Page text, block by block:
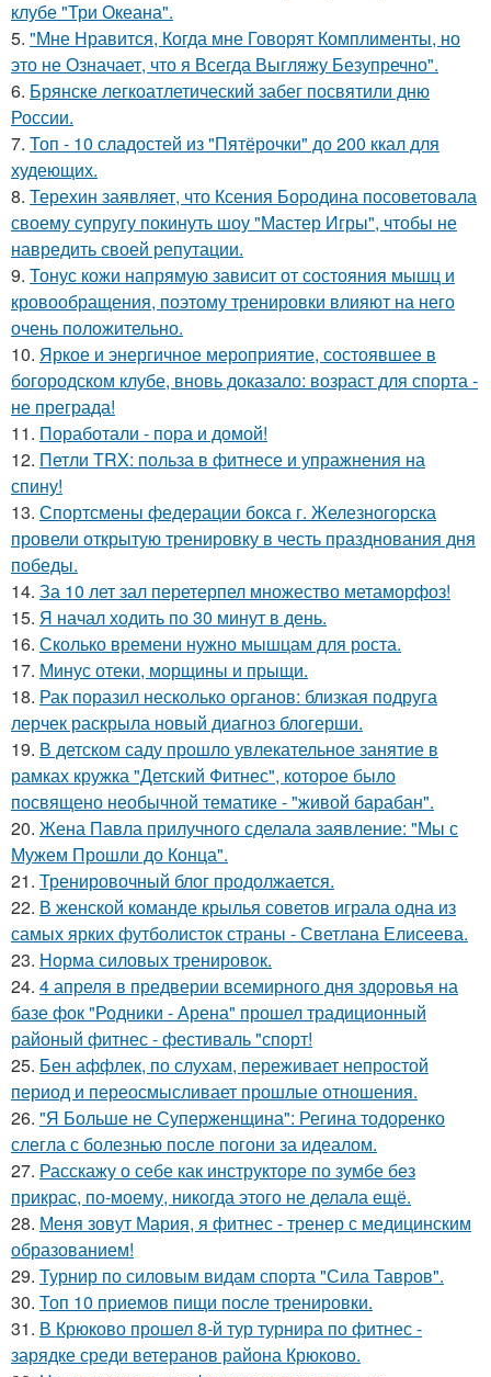
клубе "Три Океана".
5. "Мне Нравится, Когда мне Говорят Комплименты, но
это не Означает, что я Всегда Выгляжу Безупречно".
6. Брянске легкоатлетический забег посвятили дню
России.
7. Топ - 10 сладостей из "Пятёрочки" до 200 ккал для
худеющих.
8. Терехин заявляет, что Ксения Бородина посоветовала
своему супругу покинуть шоу "Мастер Игры", чтобы не
навредить своей репутации.
9. Тонус кожи напрямую зависит от состояния мышц и
кровообращения, поэтому тренировки влияют на него
очень положительно.
10. Яркое и энергичное мероприятие, состоявшее в
богородском клубе, вновь доказало: возраст для спорта -
не преграда!
11. Поработали - пора и домой!
12. Петли TRX: польза в фитнесе и упражнения на
спину!
13. Спортсмены федерации бокса г. Железногорска
провели открытую тренировку в честь празднования дня
победы.
14. За 10 лет зал перетерпел множество метаморфоз!
15. Я начал ходить по 30 минут в день.
16. Сколько времени нужно мышцам для роста.
17. Минус отеки, морщины и прыщи.
18. Рак поразил несколько органов: близкая подруга
лерчек раскрыла новый диагноз блогерши.
19. В детском саду прошло увлекательное занятие в
рамках кружка "Детский Фитнес", которое было
посвящено необычной тематике - "живой барабан".
20. Жена Павла прилучного сделала заявление: "Мы с
Мужем Прошли до Конца".
21. Тренировочный блог продолжается.
22. В женской команде крылья советов играла одна из
самых ярких футболисток страны - Светлана Елисеева.
23. Норма силовых тренировок.
24. 4 апреля в предверии всемирного дня здоровья на
базе фок "Родники - Арена" прошел традиционный
районый фитнес - фестиваль "спорт!
25. Бен аффлек, по слухам, переживает непростой
период и переосмысливает прошлые отношения.
26. "Я Больше не Суперженщина": Регина тодоренко
слегла с болезнью после погони за идеалом.
27. Расскажу о себе как инструкторе по зумбе без
прикрас, по-моему, никогда этого не делала ещё.
28. Меня зовут Мария, я фитнес - тренер с медицинским
образованием!
29. Турнир по силовым видам спорта "Сила Тавров".
30. Топ 10 приемов пищи после тренировки.
31. В Крюково прошел 8-й тур турнира по фитнес -
зарядке среди ветеранов района Крюково.